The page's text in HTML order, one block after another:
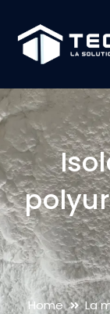
Home La